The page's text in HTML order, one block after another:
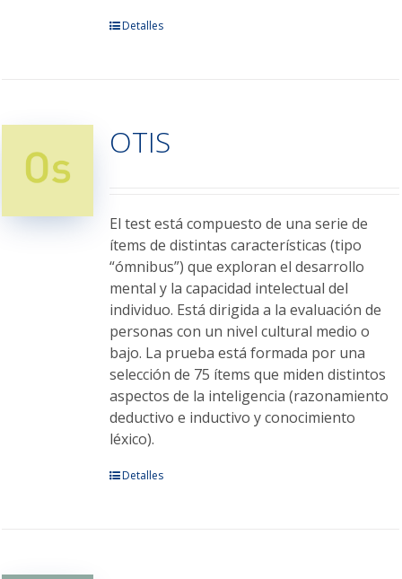
Detalles
OTIS
El test está compuesto de una serie de
ítems de distintas características (tipo
“ómnibus”) que exploran el desarrollo
mental y la capacidad intelectual del
individuo. Está dirigida a la evaluación de
personas con un nivel cultural medio o
bajo. La prueba está formada por una
selección de 75 ítems que miden distintos
aspectos de la inteligencia (razonamiento
deductivo e inductivo y conocimiento
léxico).
EsteDetalles